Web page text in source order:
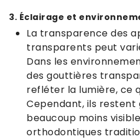
3. Éclairage et
La transparence des
transparents peut
Dans les
des gouttières
refléter la lumière, ce
Cependant, ils restent
beaucoup moins
orthodontiques